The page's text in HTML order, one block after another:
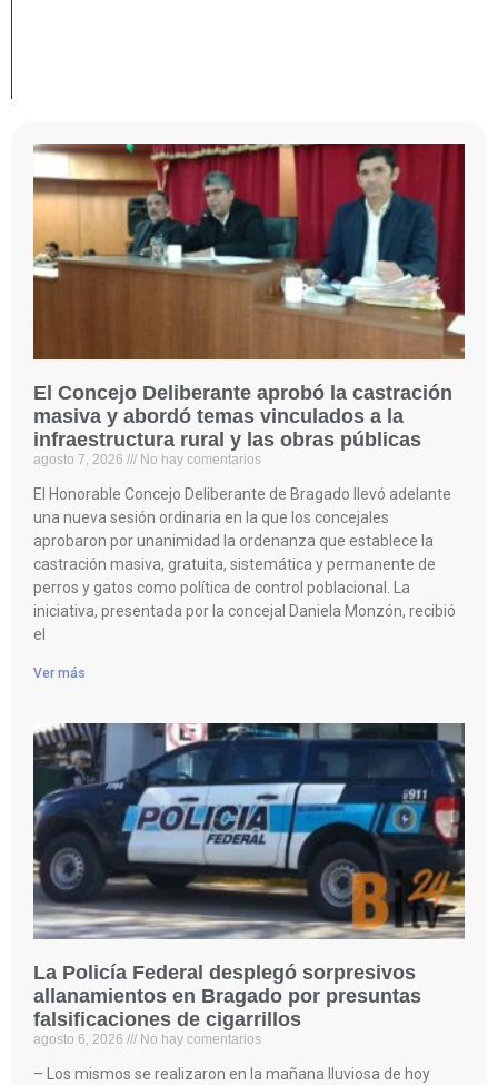
El Concejo Deliberante aprobó la castración
masiva y abordó temas vinculados a la
infraestructura rural y las obras públicas
agosto 7, 2026 No hay comentarios
El Honorable Concejo Deliberante de Bragado llevó adelante
una nueva sesión ordinaria en la que los concejales
aprobaron por unanimidad la ordenanza que establece la
castración masiva, gratuita, sistemática y permanente de
perros y gatos como política de control poblacional. La
iniciativa, presentada por la concejal Daniela Monzón, recibió
el
Ver más
La Policía Federal desplegó sorpresivos
allanamientos en Bragado por presuntas
falsificaciones de cigarrillos
agosto 6, 2026 No hay comentarios
– Los mismos se realizaron en la mañana lluviosa de hoy